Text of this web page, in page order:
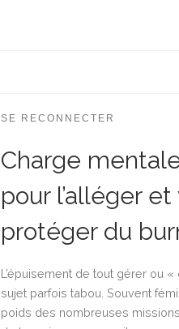
SE RECONNECTER
Charge
pour l’alléger et
protéger du
L’épuisement de tout gérer ou
sujet parfois tabou. Souvent
poids des nombreuses